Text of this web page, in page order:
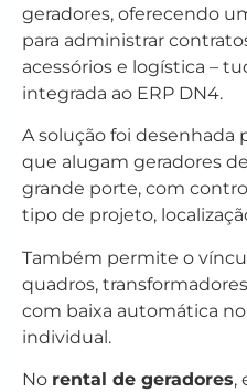
geradores, oferecendo
para administrar
acessórios e logística –
integrada ao ERP DN4.
A solução foi desenhada
que alugam geradores
grande porte, com
tipo de projeto,
Também permite o
quadros,
com baixa automática
individual.
No rental de geradores,